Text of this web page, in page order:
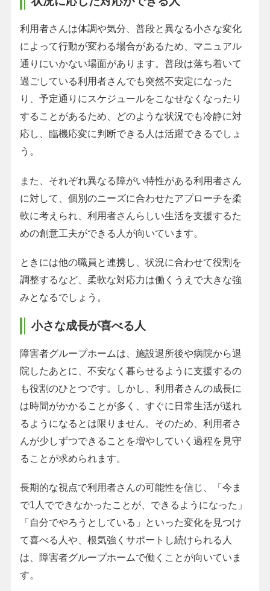
利用者さんは体調や気分、普段と異なる小さな変化
によって行動が変わる場合があるため、マニュアル
通りにいかない場面があります。普段は落ち着いて
過ごしている利用者さんでも突然不安定になった
り、予定通りにスケジュールをこなせなくなったり
することがあるため、どのような状況でも冷静に対
応し、臨機応変に判断できる人は活躍できるでしょ
う。
また、それぞれ異なる障がい特性がある利用者さん
に対して、個別のニーズに合わせたアプローチを柔
軟に考えられ、利用者さんらしい生活を支援するた
めの創意工夫ができる人が向いています。
ときには他の職員と連携し、状況に合わせて役割を
調整するなど、柔軟な対応力は働くうえで大きな強
みとなるでしょう。
小さな成長が喜べる人
障害者グループホームは、施設退所後や病院から退
院したあとに、不安なく暮らせるように支援するの
も役割のひとつです。しかし、利用者さんの成長に
は時間がかかることが多く、すぐに日常生活が送れ
るようになるとは限りません。そのため、利用者さ
んが少しずつできることを増やしていく過程を見守
ることが求められます。
長期的な視点で利用者さんの可能性を信じ、「今ま
で1人でできなかったことが、できるようになった」
「自分でやろうとしている」といった変化を見つけ
て喜べる人や、根気強くサポートし続けられる人
は、障害者グループホームで働くことが向いていま
す。